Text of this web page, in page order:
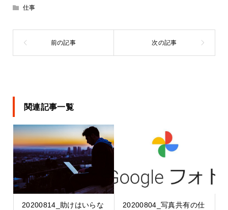
仕事
関連記事一覧
20200814_助けはいらな
20200804_写真共有の仕